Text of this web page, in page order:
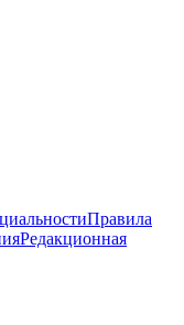
Правила
Редакционная